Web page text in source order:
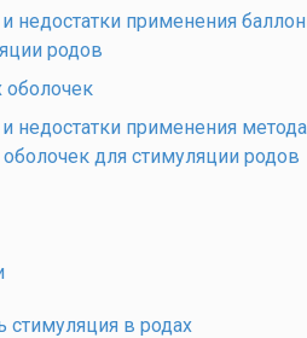
недостатки применения
родов
оболочек
недостатки применения метода
для стимуляции родов
в родах